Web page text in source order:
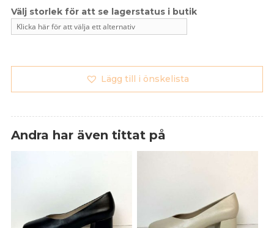
Lägg till i önskelista
Andra har även tittat på